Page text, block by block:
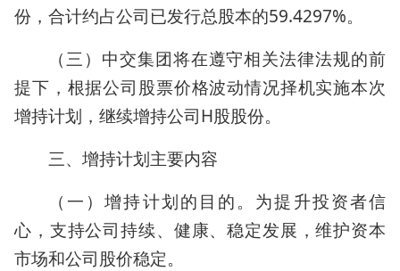
份，合计约占公司已发行总股本的59.4297%。
（三）中交集团将在遵守相关法律法规的前
提下，根据公司股票价格波动情况择机实施本次
增持计划，继续增持公司H股股份。
三、增持计划主要内容
（一）增持计划的目的。为提升投资者信
心，支持公司持续、健康、稳定发展，维护资本
市场和公司股价稳定。